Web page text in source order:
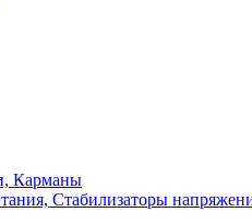
Карманы
Стабилизаторы